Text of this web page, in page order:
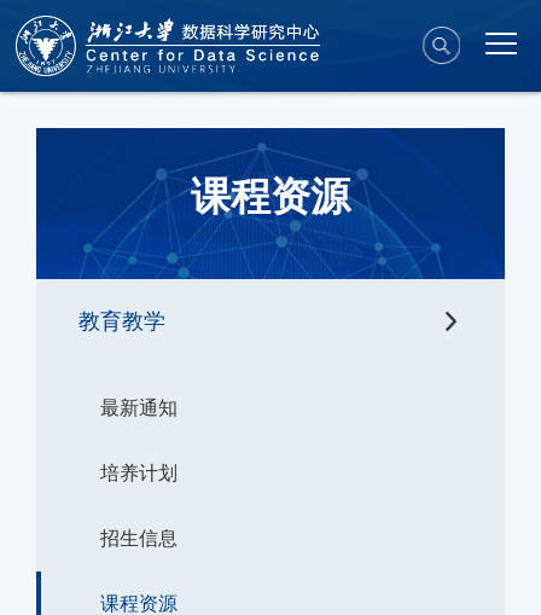
课程资源
教育教学
最新通知
培养计划
招生信息
课程资源